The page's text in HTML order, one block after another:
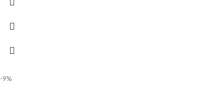
-9%